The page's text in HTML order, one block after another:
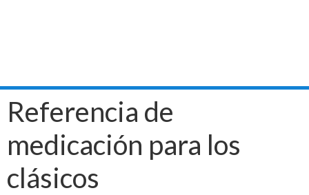
Referencia de
medicación para los
clásicos